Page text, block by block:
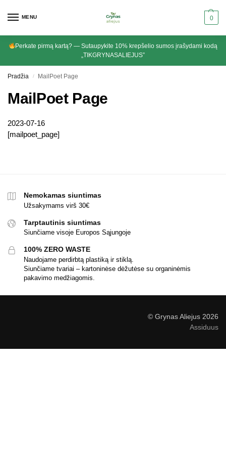
MENU 0
Perkate pirmą kartą? — Sutaupykite 10% krepšelio sumos įrašydami kodą
„TIKGRYNASALIEJUS”
Pradžia / MailPoet Page
MailPoet Page
2023-07-16
[mailpoet_page]
Nemokamas siuntimas
Užsakymams virš 30€
Tarptautinis siuntimas
Siunčiame visoje Europos Sąjungoje
100% ZERO WASTE
Naudojame perdirbtą plastiką ir stiklą.
Siunčiame tvariai – kartoninėse dėžutėse su organinėmis
pakavimo medžiagomis.
© Grynas Aliejus 2026
Assiduus